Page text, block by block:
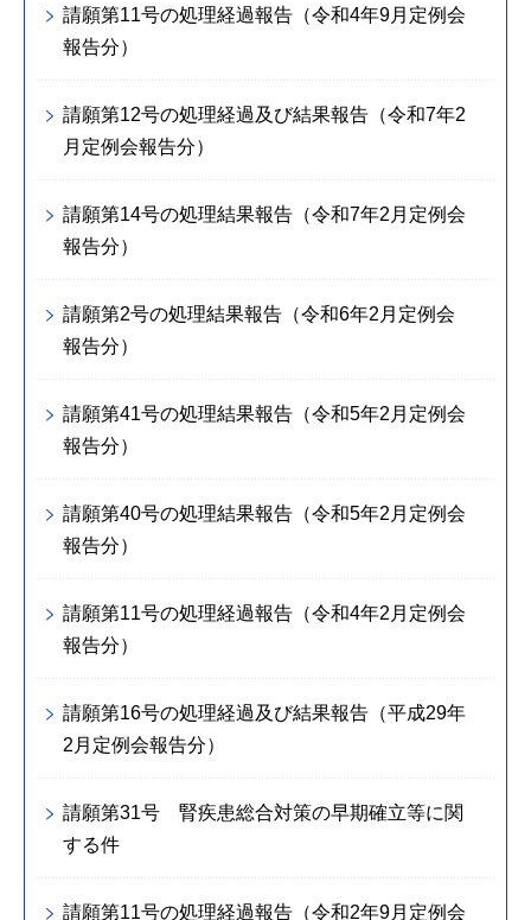
請願第11号の処理経過報告（令和4年9月定例会
報告分）
請願第12号の処理経過及び結果報告（令和7年2
月定例会報告分）
請願第14号の処理結果報告（令和7年2月定例会
報告分）
請願第2号の処理結果報告（令和6年2月定例会
報告分）
請願第41号の処理結果報告（令和5年2月定例会
報告分）
請願第40号の処理結果報告（令和5年2月定例会
報告分）
請願第11号の処理経過報告（令和4年2月定例会
報告分）
請願第16号の処理経過及び結果報告（平成29年
2月定例会報告分）
請願第31号 腎疾患総合対策の早期確立等に関
する件
請願第11号の処理経過報告（令和2年9月定例会